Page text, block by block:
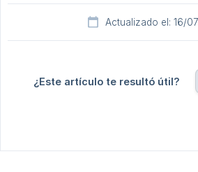
Actualizado el: 16/
¿Este artículo te resultó útil?